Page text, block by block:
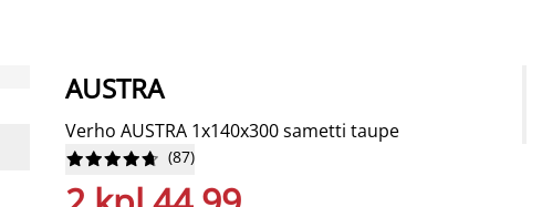
AUSTRA
Verho AUSTRA 1x140x300 sametti taupe





 (87)